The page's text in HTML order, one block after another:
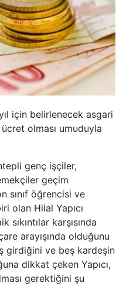
için belirlenecek asgari
olması umuduyla
genç işçiler,
geçim
sınıf öğrencisi ve
olan Hilal Yapıcı
sıkıntılar karşısında
arayışında olduğunu
girdiğini ve beş kardeşin
dikkat çeken Yapıcı,
gerektiğini şu